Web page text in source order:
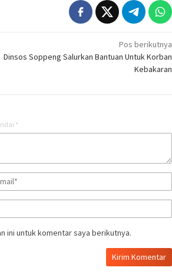
Pos berikutnya
Dinsos Soppeng Salurkan Bantuan Untuk Korban
Kebakaran
*
ini untuk komentar saya berikutnya.